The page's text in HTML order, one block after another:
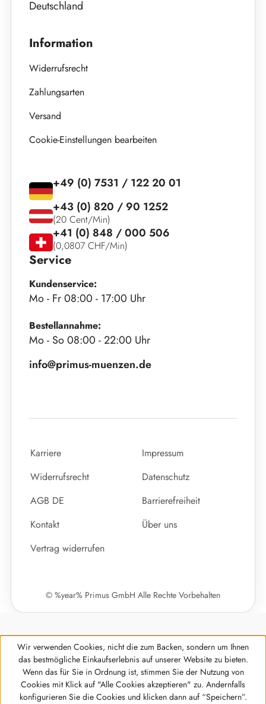
Deutschland
Information
Widerrufsrecht
Zahlungsarten
Versand
Cookie-Einstellungen bearbeiten
Service
Kundenservice:
Mo - Fr 08:00 - 17:00 Uhr
Bestellannahme:
Mo - So 08:00 - 22:00 Uhr
info@primus-muenzen.de
+49 (0) 7531 / 122 20 01
+43 (0) 820 / 90 1252
(20 Cent/Min)
+41 (0) 848 / 000 506
(0,0807 CHF/Min)
Karriere
Impressum
Widerrufsrecht
Datenschutz
AGB DE
Barrierefreiheit
Kontakt
Über uns
Vertrag widerrufen
© %year% Primus GmbH Alle Rechte Vorbehalten
Werkzeugleiste anzeigen
Wir verwenden Cookies, nicht die zum Backen, sondern um Ihnen
das bestmögliche Einkaufserlebnis auf unserer Website zu bieten.
Wenn das für Sie in Ordnung ist, stimmen Sie der Nutzung von
Cookies mit Klick auf "Alle Cookies akzeptieren" zu. Andernfalls
konfigurieren Sie die Cookies und klicken dann auf “Speichern”.